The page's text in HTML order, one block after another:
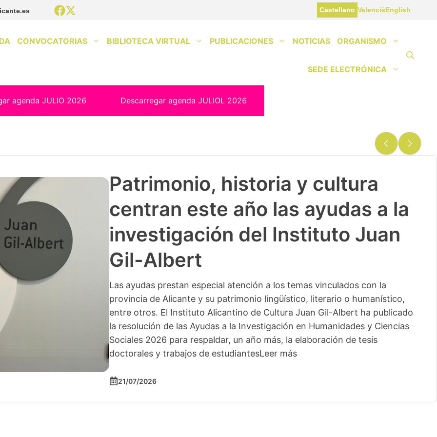
Castellano ValenciàEnglish
CONVOCATORIAS BIBLIOTECA VIRTUAL PUBLICACIONES NOTICIAS ORGANISMO
SEDE ELECTRÓNICA
agenda JULIO 2026 Descarregar agenda JULIOL 2026
Patrimonio, historia y cultura
centran este año las ayudas a la
investigación del Instituto Juan
Gil-Albert
Las ayudas prestan especial atención a los temas vinculados con la
provincia de Alicante y su patrimonio lingüístico, literario o humanístico,
entre otros. El Instituto Alicantino de Cultura Juan Gil-Albert ha publicado
la resolución de las Ayudas a la Investigación en Humanidades y Ciencias
Sociales 2026 para respaldar, un año más, la elaboración de tesis
doctorales y trabajos de estudiantesLeer más
21/07/2026